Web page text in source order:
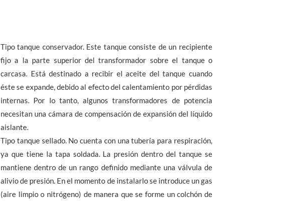
Tipo tanque conservador. Este tanque consiste de un recipiente
fijo a la parte superior del transformador sobre el tanque o
carcasa. Está destinado a recibir el aceite del tanque cuando
éste se expande, debido al efecto del calentamiento por pérdidas
internas. Por lo tanto, algunos transformadores de potencia
necesitan una cámara de compensación de expansión del líquido
aislante.
Tipo tanque sellado. No cuenta con una tubería para respiración,
ya que tiene la tapa soldada. La presión dentro del tanque se
mantiene dentro de un rango definido mediante una válvula de
alivio de presión. En el momento de instalarlo se introduce un gas
(aire limpio o nitrógeno) de manera que se forme un colchón de